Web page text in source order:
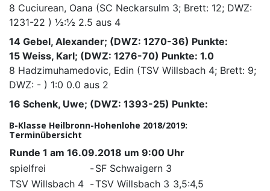
8 Cuciurean, Oana (SC Neckarsulm 3; Brett: 12; DWZ:
1231-22 ) ½:½ 2.5 aus 4
14 Gebel, Alexander; (DWZ: 1270-36) Punkte:
15 Weiss, Karl; (DWZ: 1276-70) Punkte: 1.0
8 Hadzimuhamedovic, Edin (TSV Willsbach 4; Brett: 9;
DWZ: - ) 1:0 0.0 aus 2
16 Schenk, Uwe; (DWZ: 1393-25) Punkte:
B-Klasse Heilbronn-Hohenlohe 2018/2019:
Terminübersicht
Runde 1 am 16.09.2018 um 9:00 Uhr
spielfrei
-SF Schwaigern 3
TSV Willsbach 4 -TSV Willsbach 3 3,5:4,5